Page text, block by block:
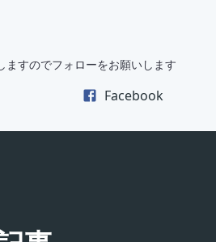
ますのでフォローをお願いします
Facebook